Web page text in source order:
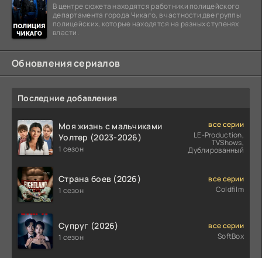
В центре сюжета находятся работники полицейского
департамента города Чикаго, в частности две группы
полицейских, которые находятся на разных ступенях
власти.
Обновления сериалов
Последние добавления
Моя жизнь с мальчиками
Уолтер (2023-2026)
1 сезон
все серии
LE-Production,
TVShows,
Дублированный
Страна боев (2026)
1 сезон
все серии
Coldfilm
Супруг (2026)
1 сезон
все серии
SoftBox